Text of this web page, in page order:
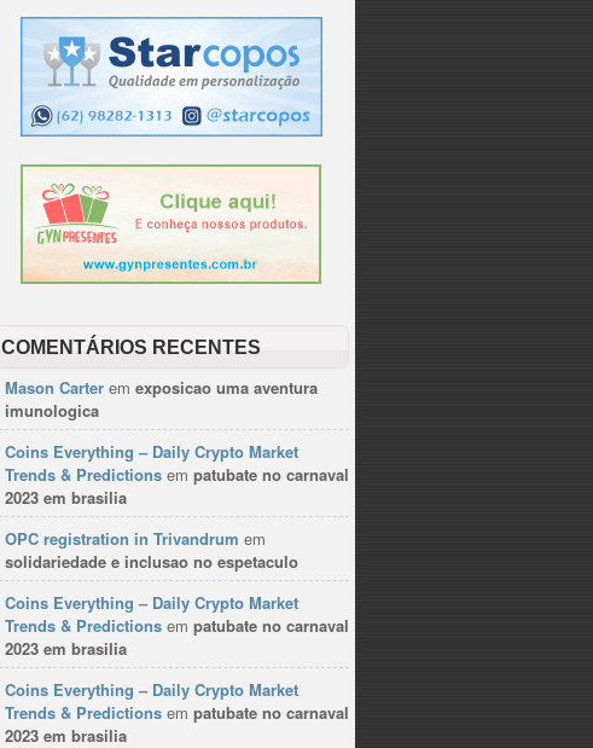
COMENTÁRIOS RECENTES
Mason Carter em exposicao uma aventura
imunologica
Coins Everything – Daily Crypto Market
Trends & Predictions em patubate no carnaval
2023 em brasilia
OPC registration in Trivandrum em
solidariedade e inclusao no espetaculo
Coins Everything – Daily Crypto Market
Trends & Predictions em patubate no carnaval
2023 em brasilia
Coins Everything – Daily Crypto Market
Trends & Predictions em patubate no carnaval
2023 em brasilia